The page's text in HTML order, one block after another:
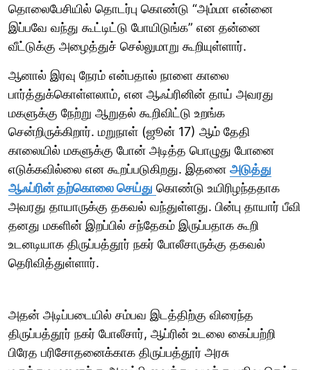
தொலைபேசியில் தொடர்பு கொண்டு “அம்மா என்னை
இப்பவே வந்து கூட்டிட்டு போயிடுங்க” என தன்னை
வீட்டுக்கு அழைத்துச் செல்லுமாறு கூறியுள்ளார்.
ஆனால் இரவு நேரம் என்பதால் நாளை காலை
பார்த்துக்கொள்ளலாம், என ஆஃப்ரினின் தாய் அவரது
மகளுக்கு நேற்று ஆறுதல் கூறிவிட்டு உறங்க
சென்றிருக்கிறார். மறுநாள் (ஜூன் 17) ஆம் தேதி
காலையில் மகளுக்கு போன் அடித்த பொழுது போனை
எடுக்கவில்லை என கூறப்படுகிறது. இதனை அடுத்து
ஆஃப்ரின் தற்கொலை செய்து கொண்டு உயிரிழந்ததாக
அவரது தாயாருக்கு தகவல் வந்துள்ளது. பின்பு தாயார் பீவி
தனது மகளின் இறப்பில் சந்தேகம் இருப்பதாக கூறி
உடனடியாக திருப்பத்தூர் நகர் போலீசாருக்கு தகவல்
தெரிவித்துள்ளார்.
அதன் அடிப்படையில் சம்பவ இடத்திற்கு விரைந்த
திருப்பத்தூர் நகர் போலீசார், ஆப்ரின் உடலை கைப்பற்றி
பிரேத பரிசோதனைக்காக திருப்பத்தூர் அரசு